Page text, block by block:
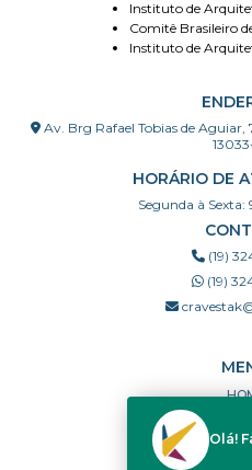
Instituto de
Comitê Brasileiro
Instituto de
Av. Brg Rafael Tobias de Aguiar,
HORÁRIO DE
Segunda à
(19)
(19)
Olá!